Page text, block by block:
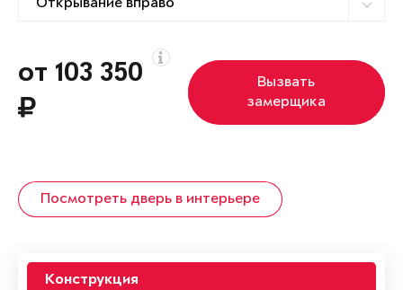
от 103 350
Вызвать
замерщика
Посмотреть дверь в интерьере
Конструкция